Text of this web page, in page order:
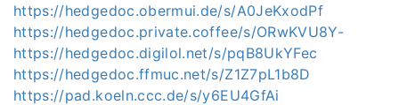
https://hedgedoc.obermui.de/s/A0JeKxodPf
https://hedgedoc.private.coffee/s/ORwKVU8Y-
https://hedgedoc.digilol.net/s/pqB8UkYFec
https://hedgedoc.ffmuc.net/s/Z1Z7pL1b8D
https://pad.koeln.ccc.de/s/y6EU4GfAi